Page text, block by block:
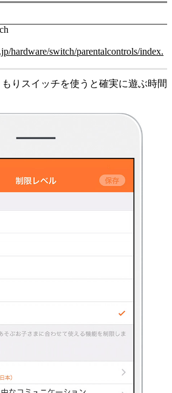
hardware/switch/parentalcontrols/index.
りスイッチを使うと確実に遊ぶ時間